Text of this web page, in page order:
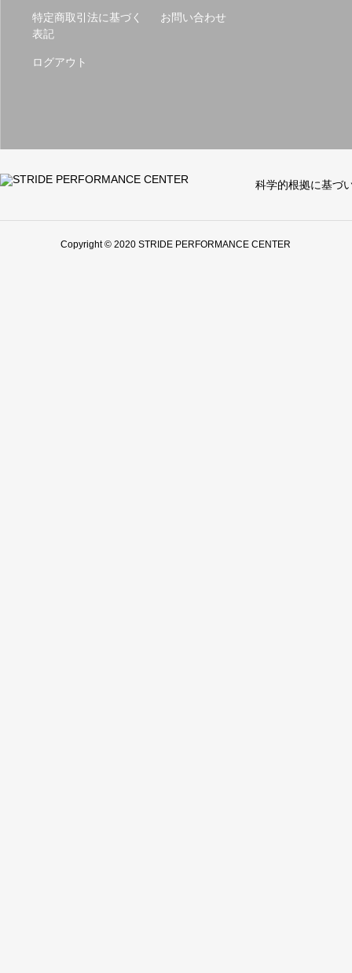
特定商取引法に基づく
表記
お問い合わせ
ログアウト
科学的根拠に基づ
Copyright © 2020 STRIDE PERFORMANCE CENTER